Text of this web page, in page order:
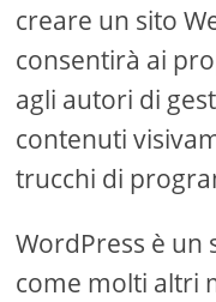
creare un sito
consentirà ai
agli autori di
contenuti
trucchi di
WordPress è un
come molti altri